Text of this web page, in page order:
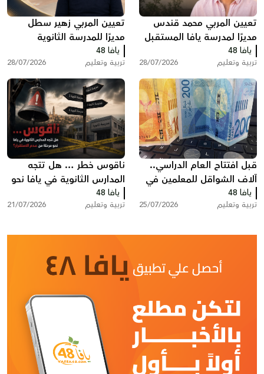
تعيين المربي محمد قندس
مديرًا لمدرسة يافا المستقبل
الثانوية
يافا 48
تربية وتعليم 28/07/2026
تعيين المربي زهير سطل
مديرًا للمدرسة الثانوية
الشاملة في يافا
يافا 48
تربية وتعليم 28/07/2026
قبل افتتاح العام الدراسي..
آلاف الشواقل للمعلمين في
البلاد ضمن منحة الملابس
يافا 48
تربية وتعليم 25/07/2026
ناقوس خطر … هل تتجه
المدارس الثانوية في يافا نحو
مرحلة من عدم الاستقرار؟
يافا 48
تربية وتعليم 21/07/2026